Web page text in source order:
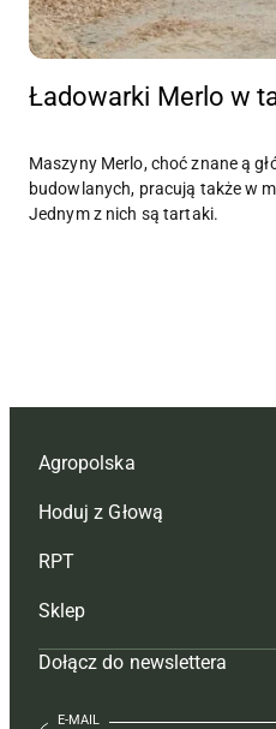
Ładowarki Merlo w
Maszyny Merlo, choć znane ą
budowlanych, pracują także w
Jednym z nich są tartaki.
Agropolska
Redakcja
Reklama
Tagi
Mapa serwisu
Kontakt
Hoduj z Głową
Hoduj z głową bydło
Hoduj z głową świnie
Prenumerata
Redakcja
RPT
Redakcja
Prenumerata
Reklama
Sklep
Czasopisma i prenumerata
Książki
Dołącz do newslettera
E-MAIL